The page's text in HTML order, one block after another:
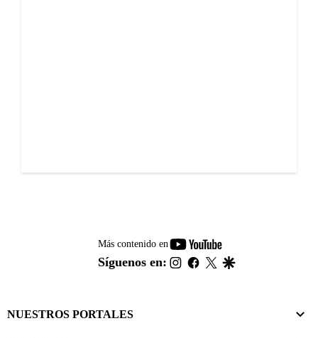
Más contenido en
youtube-
footer
Síguenos en: instagram
facebook
twitter
NUESTROS PORTALES